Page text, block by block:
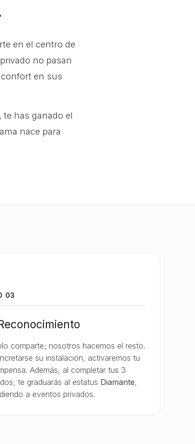
en el centro de
no pasan
confort en sus
te has ganado el
nace para
03
comparte; nosotros hacemos el resto.
su instalación, activaremos tu
Además, al completar tus 3
te graduarás al estatus Diamante,
a eventos privados.